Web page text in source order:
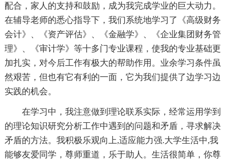
配合，家人的支持和鼓励，成为我完成学业的巨大动力。
在辅导老师的悉心指导下，我们系统地学习了《高级财务
会计》、《资产评估》、《金融学》、《企业集团财务管
理》、《审计学》等十多门专业课程，使我的专业基础更
加扎实，对今后工作有极大的帮助作用。业余学习条件虽
然艰苦，但也有它有利的一面，它为我们提供了边学习边
实践的机会。
在学习中，我注意做到理论联系实际，经常运用学到
的理论知识研究分析工作中遇到的问题和矛盾，寻求解决
矛盾的方法。我积极乐观向上,适应能力强.大学生活中,我
能够友爱同学，尊师重道，乐于助人。生活很简单，你尊